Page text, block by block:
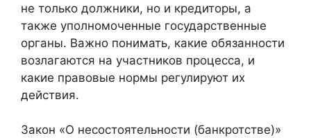
не только должники, но и кредиторы, а
также уполномоченные государственные
органы. Важно понимать, какие обязанности
возлагаются на участников процесса, и
какие правовые нормы регулируют их
действия.
Закон «О несостоятельности (банкротстве)»